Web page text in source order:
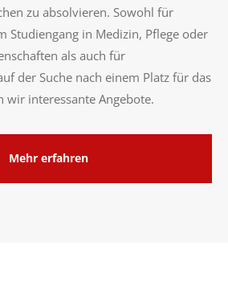
zu absolvieren. Sowohl für
Studiengang in Medizin, Pflege oder
als auch für
der Suche nach einem Platz für das
wir interessante Angebote.
Mehr erfahren